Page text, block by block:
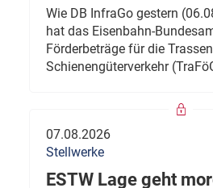
Wie DB InfraGo gestern
hat das Eisenbahn-
Förderbeträge für die
Schienengüterverkehr
07.08.2026
Stellwerke
ESTW Lage geht